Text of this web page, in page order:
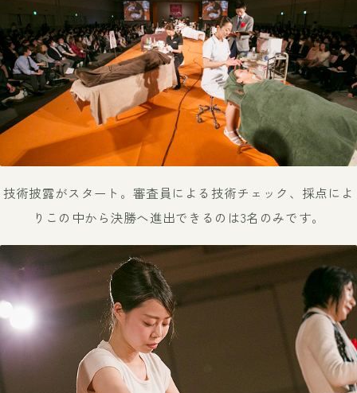
技術披露がスタート。審査員による技術チェック、採点によ
り この中から決勝へ進出できるのは3名のみです。